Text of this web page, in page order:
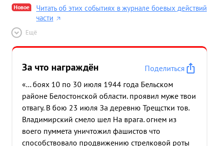
Новое
Читать об этих событиях в журнале боевых действий
части
Ещё
За что награждён
Поделиться
«... боях 10 по 30 июля 1944 года Бельском
районе Белостонской области. проявил муже твои
отвагу. В бою 23 июля За деревню Трещстки тов.
Владимирский смело шел На врага. огнем из
воего пуммета уничтожил фашистов что
способствовало продвижению стрелковой роты